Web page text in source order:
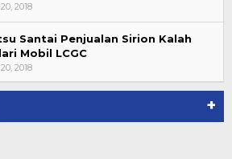
2018
Santai Penjualan Sirion Kalah
Mobil LCGC
2018
+
Hadiri Paripurna Hasil
Bupati dan Wabup Te…
LEBONG